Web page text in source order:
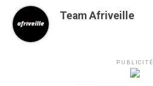
Team Afriveille
PUBLICITÉ